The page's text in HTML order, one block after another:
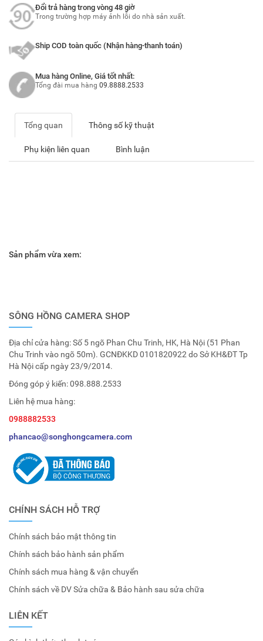
Đổi trả hàng trong vòng 48 giờ
Trong trường hợp máy ảnh lỗi do nhà sản xuất.
Ship COD toàn quốc (Nhận hàng-thanh toán)
Mua hàng Online, Giá tốt nhất:
Tổng đài mua hàng 09.8888.2533
Tổng quan Thông số kỹ thuật
Phụ kiện liên quan Bình luận
Sản phẩm vừa xem:
SÔNG HỒNG CAMERA SHOP
Địa chỉ cửa hàng: Số 5 ngõ Phan Chu Trinh, HK, Hà Nội (51 Phan
Chu Trinh vào ngõ 50m). GCNĐKKD 0101820922 do Sở KH&ĐT Tp
Hà Nội cấp ngày 23/9/2014.
Đóng góp ý kiến:098.888.2533
Liên hệ mua hàng:
0988882533
phancao@songhongcamera.com
CHÍNH SÁCH HỖ TRỢ
Chính sách bảo mật thông tin
Chính sách bảo hành sản phẩm
Chính sách mua hàng & vận chuyển
Chính sách về DV Sửa chữa & Bảo hành sau sửa chữa
LIÊN KẾT